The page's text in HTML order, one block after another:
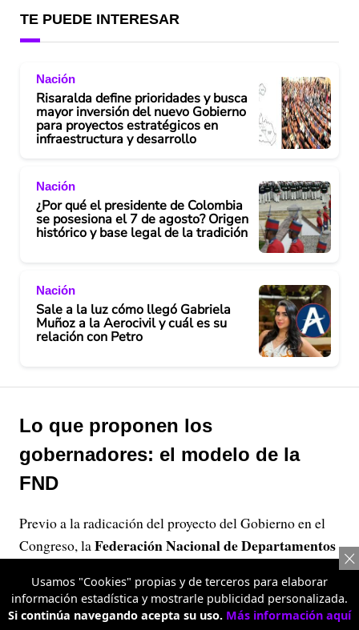
TE PUEDE INTERESAR
Nación
Risaralda define prioridades y busca
mayor inversión del nuevo Gobierno
para proyectos estratégicos en
infraestructura y desarrollo
Nación
¿Por qué el presidente de Colombia
se posesiona el 7 de agosto? Origen
histórico y base legal de la tradición
Nación
Sale a la luz cómo llegó Gabriela
Muñoz a la Aerocivil y cuál es su
relación con Petro
Lo que proponen los
gobernadores: el modelo de la
FND
Previo a la radicación del proyecto del Gobierno en el
Congreso, laFederación Nacional de Departamentos
Competencias, la cual fue entregada al entonces
ministro del Interior en el marco de laCumbre de
Usamos "Cookies" propias y de terceros para elaborar
información estadística y mostrarle publicidad personalizada.
Si continúa navegando acepta su uso. Más información aquí